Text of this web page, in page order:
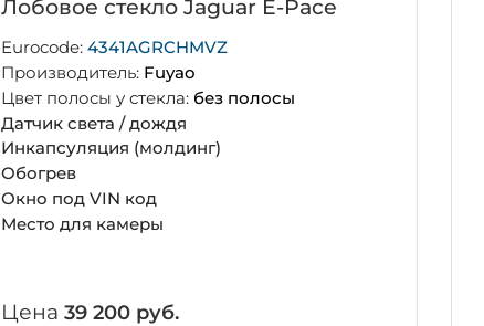
Лобовое стекло Jaguar E-Pace
Eurocode: 4341AGRCHMVZ
Производитель: Fuyao
Цвет полосы у стекла: без полосы
Датчик света / дождя
Инкапсуляция (молдинг)
Обогрев
Окно под VIN код
Место для камеры
Цена 39 200 руб.